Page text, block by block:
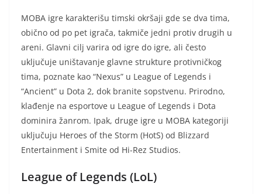
MOBA igre karakterišu timski okršaji gde se dva tima,
obično od po pet igrača, takmiče jedni protiv drugih u
areni. Glavni cilj varira od igre do igre, ali često
uključuje uništavanje glavne strukture protivničkog
tima, poznate kao “Nexus” u League of Legends i
“Ancient” u Dota 2, dok branite sopstvenu. Prirodno,
klađenje na esportove u League of Legends i Dota
dominira žanrom. Ipak, druge igre u MOBA kategoriji
uključuju Heroes of the Storm (HotS) od Blizzard
Entertainment i Smite od Hi-Rez Studios.
League of Legends (LoL)